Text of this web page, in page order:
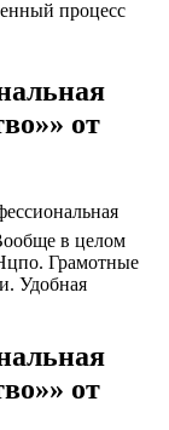
процесс
от
в целом
Грамотные
Удобная
от